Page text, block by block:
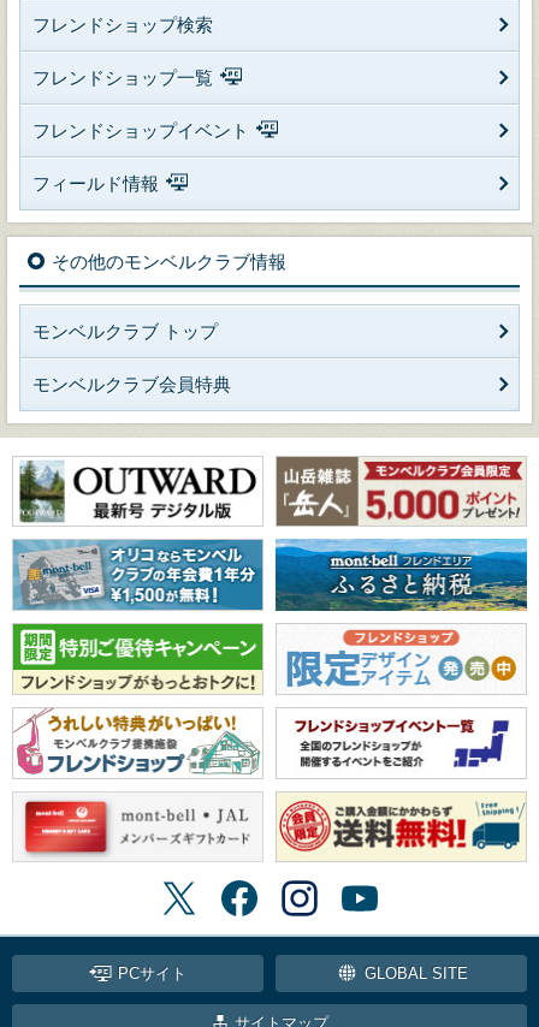
フレンドショップ検索
フレンドショップ一覧
フレンドショップイベント
フィールド情報
その他のモンベルクラブ情報
モンベルクラブ トップ
モンベルクラブ会員特典
PCサイト GLOBAL SITE
サイトマップ